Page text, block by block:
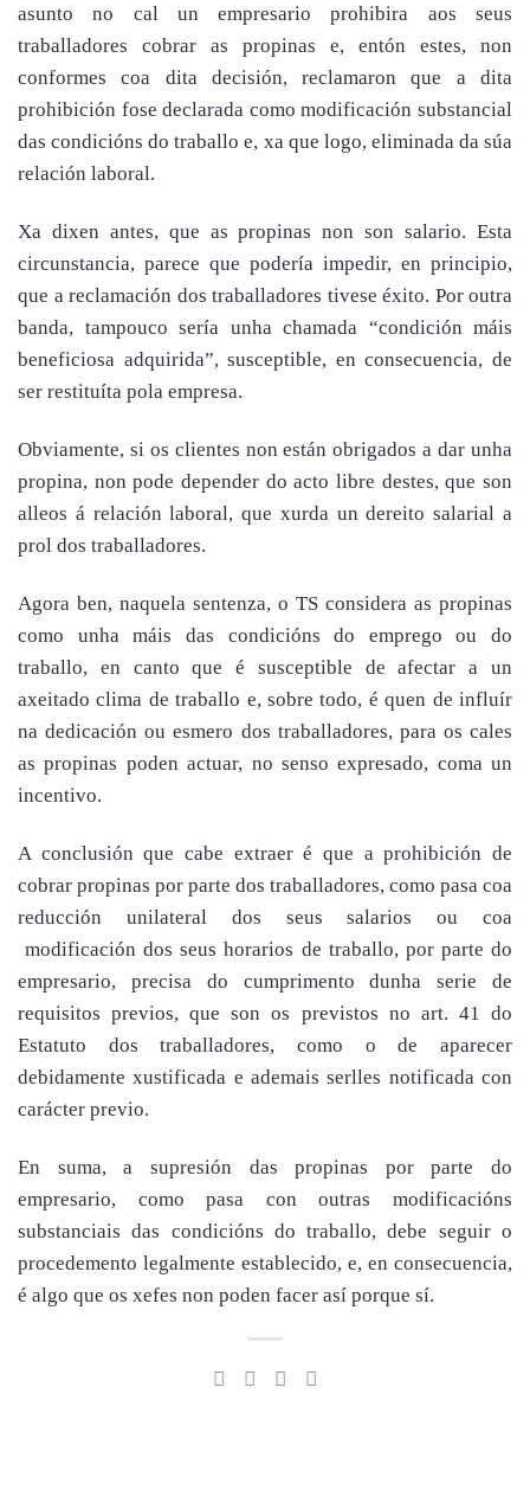
asunto no cal un empresario prohibira aos seus
traballadores cobrar as propinas e, entón estes, non
conformes coa dita decisión, reclamaron que a dita
prohibición fose declarada como modificación substancial
das condicións do traballo e, xa que logo, eliminada da súa
relación laboral.
Xa dixen antes, que as propinas non son salario. Esta
circunstancia, parece que podería impedir, en principio,
que a reclamación dos traballadores tivese éxito. Por outra
banda, tampouco sería unha chamada “condición máis
beneficiosa adquirida”, susceptible, en consecuencia, de
ser restituíta pola empresa.
Obviamente, si os clientes non están obrigados a dar unha
propina, non pode depender do acto libre destes, que son
alleos á relación laboral, que xurda un dereito salarial a
prol dos traballadores.
Agora ben, naquela sentenza, o TS considera as propinas
como unha máis das condicións do emprego ou do
traballo, en canto que é susceptible de afectar a un
axeitado clima de traballo e, sobre todo, é quen de influír
na dedicación ou esmero dos traballadores, para os cales
as propinas poden actuar, no senso expresado, coma un
incentivo.
A conclusión que cabe extraer é que a prohibición de
cobrar propinas por parte dos traballadores, como pasa coa
reducción unilateral dos seus salarios ou coa
modificación dos seus horarios de traballo, por parte do
empresario, precisa do cumprimento dunha serie de
requisitos previos, que son os previstos no art. 41 do
Estatuto dos traballadores, como o de aparecer
debidamente xustificada e ademais serlles notificada con
carácter previo.
En suma, a supresión das propinas por parte do
empresario, como pasa con outras modificacións
substanciais das condicións do traballo, debe seguir o
procedemento legalmente establecido, e, en consecuencia,
é algo que os xefes non poden facer así porque sí.